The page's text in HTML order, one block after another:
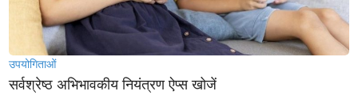
उपयोगिताओं
सर्वश्रेष्ठ अभिभावकीय नियंत्रण ऐप्स खोजें